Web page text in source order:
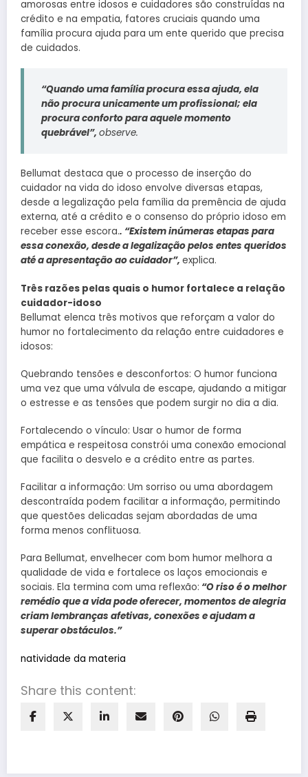
amorosas entre idosos e cuidadores são construídas na
crédito e na empatia, fatores cruciais quando uma
família procura ajuda para um ente querido que precisa
de cuidados.
“Quando uma família procura essa ajuda, ela
não procura unicamente um profissional; ela
procura conforto para aquele momento
quebrável”, observe.
Bellumat destaca que o processo de inserção do
cuidador na vida do idoso envolve diversas etapas,
desde a legalização pela família da premência de ajuda
externa, até a crédito e o consenso do próprio idoso em
receber esse escora.. “Existem inúmeras etapas para
essa conexão, desde a legalização pelos entes queridos
até a apresentação ao cuidador”, explica.
Três razões pelas quais o humor fortalece a relação
cuidador-idoso
Bellumat elenca três motivos que reforçam a valor do
humor no fortalecimento da relação entre cuidadores e
idosos:
Quebrando tensões e desconfortos: O humor funciona
uma vez que uma válvula de escape, ajudando a mitigar
o estresse e as tensões que podem surgir no dia a dia.
Fortalecendo o vínculo: Usar o humor de forma
empática e respeitosa constrói uma conexão emocional
que facilita o desvelo e a crédito entre as partes.
Facilitar a informação: Um sorriso ou uma abordagem
descontraída podem facilitar a informação, permitindo
que questões delicadas sejam abordadas de uma
forma menos conflituosa.
Para Bellumat, envelhecer com bom humor melhora a
qualidade de vida e fortalece os laços emocionais e
sociais. Ela termina com uma reflexão: “O riso é o melhor
remédio que a vida pode oferecer, momentos de alegria
criam lembranças afetivas, conexões e ajudam a
superar obstáculos.”
natividade da materia
Share this content: